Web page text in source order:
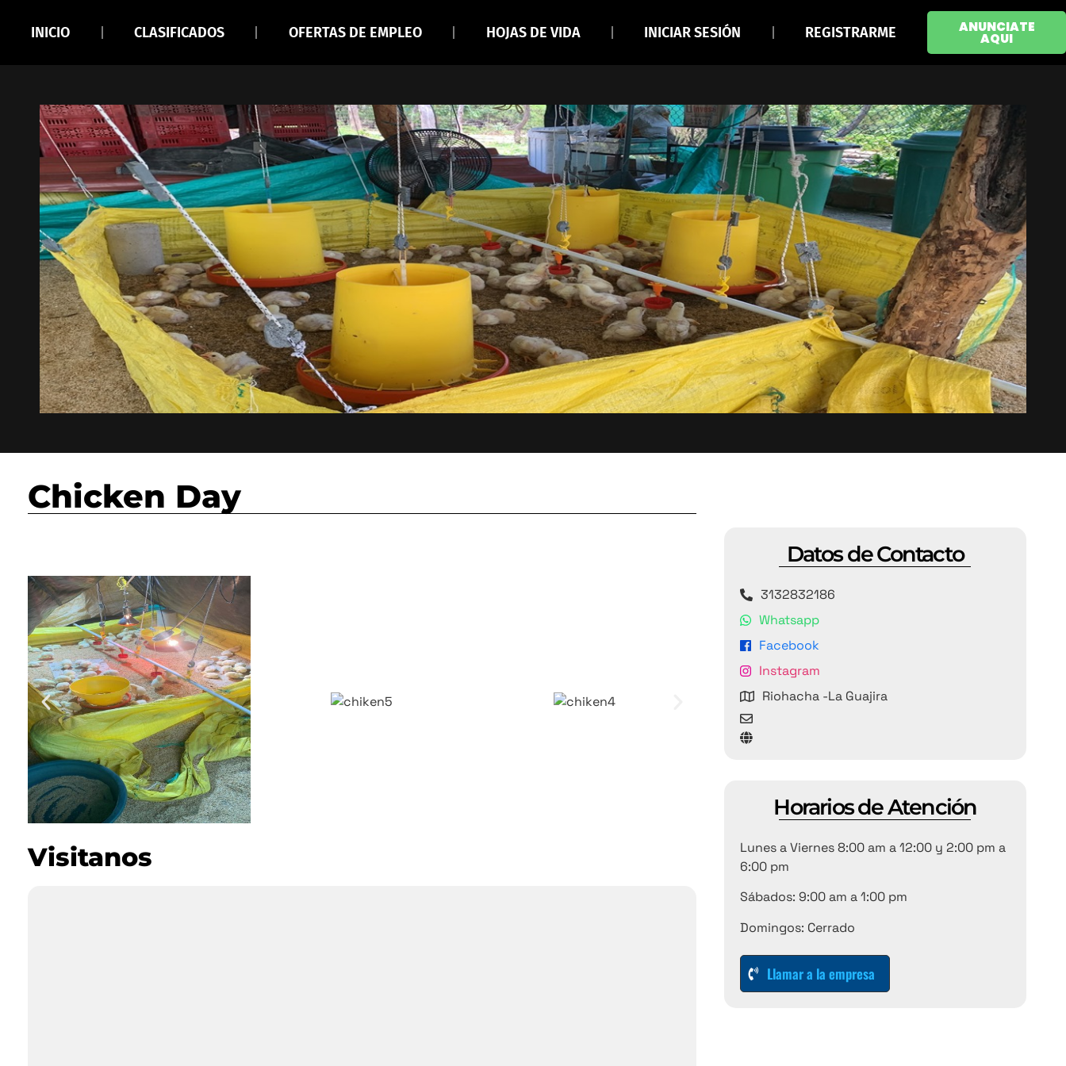
INICIO CLASIFICADOS OFERTAS DE EMPLEO HOJAS DE VIDA INICIAR SESIÓN REGISTRARME ANUNCIATE
AQUI
Chicken Day
Visitanos
Datos de Contacto
3132832186
Whatsapp
Facebook
Instagram
Riohacha -La Guajira
Horarios de Atención
Lunes a Viernes 8:00 am a 12:00 y 2:00 pm a
6:00 pm
Sábados: 9:00 am a 1:00 pm
Domingos: Cerrado
Llamar a la empresa